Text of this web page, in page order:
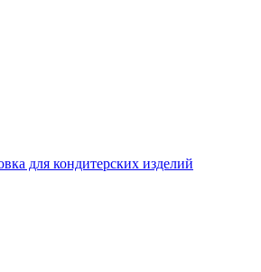
для кондитерских изделий